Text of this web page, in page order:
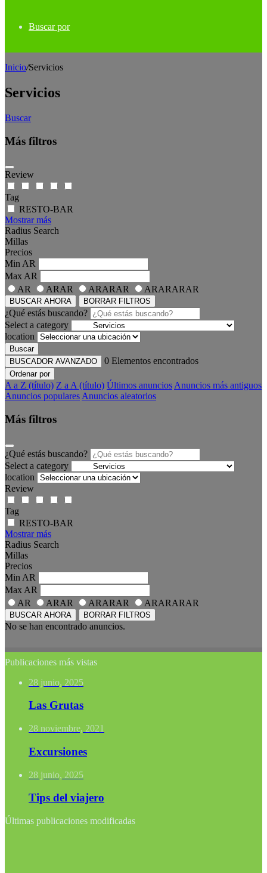
Buscar por
Inicio/Servicios
Servicios
Buscar
Más filtros
Review
Tag
RESTO-BAR
Mostrar más
Radius Search
Millas
Precios
Min AR
Max AR
AR
ARAR ARARAR ARARARAR
BUSCAR AHORA BORRAR FILTROS
¿Qué estás buscando?
Select a category
location
Buscar
BUSCADOR AVANZADO
0 Elementos encontrados
Ordenar por
A a Z (título) Z a A (título) Últimos anuncios Anuncios más antiguos
Anuncios populares Anuncios aleatorios
Más filtros
¿Qué estás buscando?
Select a category
location
Review
Tag
RESTO-BAR
Mostrar más
Radius Search
Millas
Precios
Min AR
Max AR
AR
ARAR ARARAR ARARARAR
BUSCAR AHORA BORRAR FILTROS
No se han encontrado anuncios.
Publicaciones más vistas
28 junio, 2025
Las Grutas
28 noviembre, 2021
Excursiones
28 junio, 2025
Tips del viajero
Últimas publicaciones modificadas